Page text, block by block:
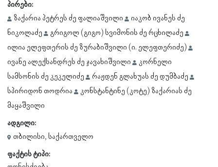
პირები:
ზაქარია პეტრეს ძე ფალიაშვილი
იაკობ ივანეს ძე
ნიკოლაძე
გრიგოლ (გიგო) სვიმონის ძე რცხილაძე
ილია ელეფთერის ძე ზურაბიშვილი (ი. ელეფთერიძე)
ივანე ალექსანდრეს ძე ჯავახიშვილი
კორნელი
სამსონის ძე კეკელიძე
რაჟდენ გლახუას ძე დუმბაძე
სპირიდონ თოდრია
კონსტანტინე (კოტე) ზაქარიას ძე
მაყაშვილი
ადგილი:
თბილისი, საქართველო
ფაქტის ტიპი: